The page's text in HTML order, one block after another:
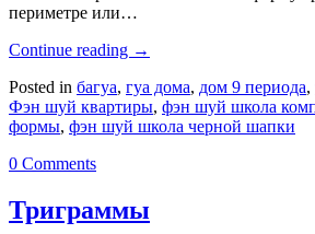
периметре или…
Continue reading →
Posted in багуа, гуа дома, дом 9 периода,
Фэн шуй квартиры, фэн шуй школа
формы, фэн шуй школа черной шапки
0 Comments
Триграммы